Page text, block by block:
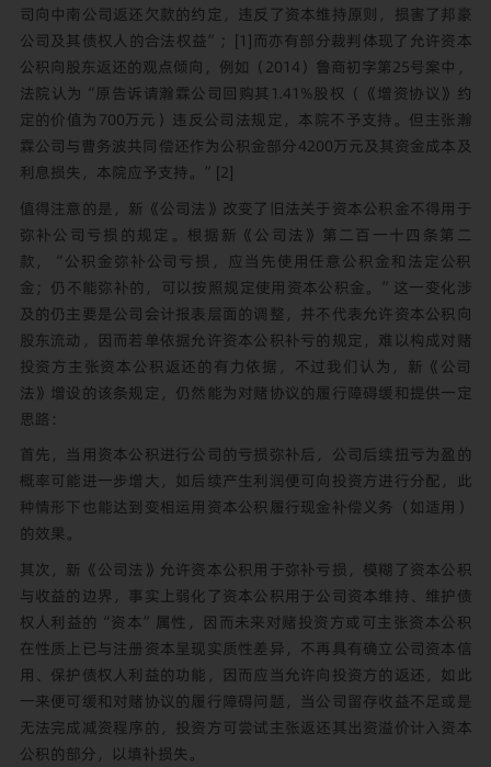
司向中南公司返还欠款的约定，违反了资本维持原则，损害了邦豪
公司及其债权人的合法权益”； [1] 而亦有部分裁判体现了允许资本
公积向股东返还的观点倾向，例如（2014）鲁商初字第25号案中，
法院认为“原告诉请瀚霖公司回购其1.41%股权（《增资协议》约
定的价值为700万元）违反公司法规定，本院不予支持。但主张瀚
霖公司与曹务波共同偿还作为公积金部分4200万元及其资金成本及
利息损失，本院应予支持。” [2]
值得注意的是，新《公司法》改变了旧法关于资本公积金不得用于
弥补公司亏损的规定。根据新《公司法》第二百一十四条第二
款，“公积金弥补公司亏损，应当先使用任意公积金和法定公积
金；仍不能弥补的，可以按照规定使用资本公积金。”这一变化涉
及的仍主要是公司会计报表层面的调整，并不代表允许资本公积向
股东流动，因而若单依据允许资本公积补亏的规定，难以构成对赌
投资方主张资本公积返还的有力依据，不过我们认为，新《公司
法》增设的该条规定，仍然能为对赌协议的履行障碍缓和提供一定
思路：
首先，当用资本公积进行公司的亏损弥补后，公司后续扭亏为盈的
概率可能进一步增大，如后续产生利润便可向投资方进行分配，此
种情形下也能达到变相运用资本公积履行现金补偿义务（如适用）
的效果。
其次，新《公司法》允许资本公积用于弥补亏损，模糊了资本公积
与收益的边界，事实上弱化了资本公积用于公司资本维持、维护债
权人利益的“资本”属性，因而未来对赌投资方或可主张资本公积
在性质上已与注册资本呈现实质性差异，不再具有确立公司资本信
用、保护债权人利益的功能，因而应当允许向投资方的返还，如此
一来便可缓和对赌协议的履行障碍问题，当公司留存收益不足或是
无法完成减资程序的，投资方可尝试主张返还其出资溢价计入资本
公积的部分，以填补损失。